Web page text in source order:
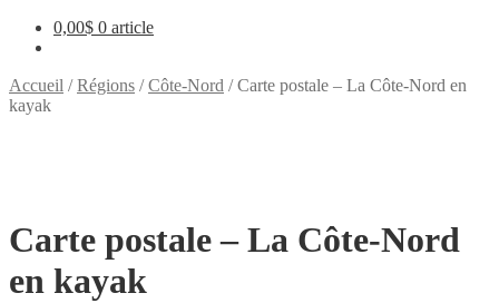
0,00$ 0 article
Accueil /Régions /Côte-Nord /Carte postale – La Côte-Nord en
kayak
Carte postale – La Côte-Nord
en kayak